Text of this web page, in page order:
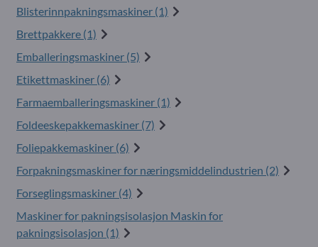
Blisterinnpakningsmaskiner (1)
Brettpakkere (1)
Emballeringsmaskiner (5)
Etikettmaskiner (6)
Farmaemballeringsmaskiner (1)
Foldeeskepakkemaskiner (7)
Foliepakkemaskiner (6)
Forpakningsmaskiner for næringsmiddelindustrien (2)
Forseglingsmaskiner (4)
Maskiner for pakningsisolasjon Maskin for
pakningsisolasjon (1)